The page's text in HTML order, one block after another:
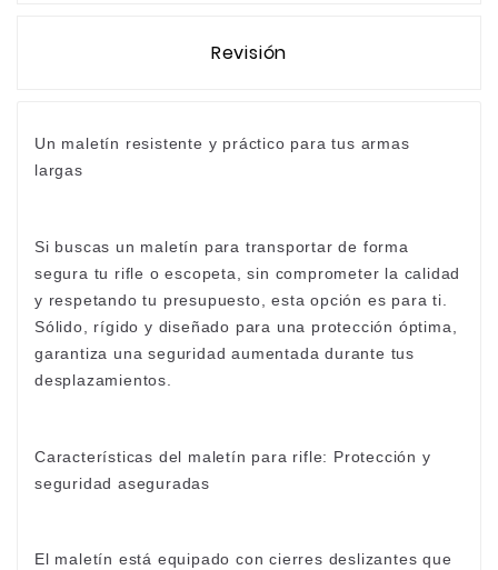
Revisión
Un maletín resistente y práctico para tus armas
largas
Si buscas un maletín para transportar de forma
segura tu rifle o escopeta, sin comprometer la calidad
y respetando tu presupuesto, esta opción es para ti.
Sólido, rígido y diseñado para una protección óptima,
garantiza una seguridad aumentada durante tus
desplazamientos.
Características del maletín para rifle: Protección y
seguridad aseguradas
El maletín está equipado con cierres deslizantes que